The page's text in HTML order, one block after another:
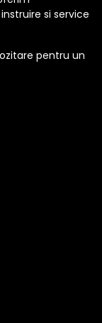
si service
pentru un